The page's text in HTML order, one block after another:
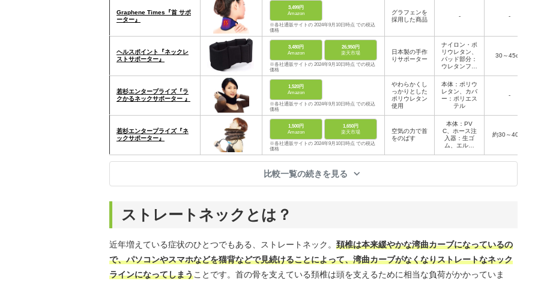
Graphene Times『首 サポ
ーター』
3,499円
Amazon
※各社通販サイトの 2024年9月10日時点 での税込
価格
グラフェンを
採用した商品
- -
ヘルスポイント『ネックレ
ストサポーター』
3,480円
Amazon
26,950円
楽天市場
※各社通販サイトの 2024年9月10日時点 での税込
価格
日本製の手作
りサポーター
ナイロン・ポ
リウレタン、
パッド部分：
ウレタンフォ
30～45cm
若杉エンタープライズ『ラ
クかるネックサポーター 』
1,520円
Amazon
※各社通販サイトの 2024年9月10日時点 での税込
価格
やわらかくし
っかりとした
ポリウレタン
使用
本体：ポリウ
レタン、カバ
ー：ポリエス
テル
-
若杉エンタープライズ『ネ
ックサポーター』
1,500円
Amazon
1,650円
楽天市場
※各社通販サイトの 2024年9月10日時点 での税込
価格
空気の力で首
をのばす
本体：PV
C、ホース注
入器：生ゴ
ム、エルボ
約30～40cm
比較一覧の続きを見る
ストレートネックとは？
近年増えている症状のひとつでもある、ストレートネック。 頚椎は本来緩やかな湾曲カーブになっているの
で、パソコンやスマホなどを猫背などで見続けることによって、湾曲カーブがなくなりストレートなネック
ラインになってしまうことです。首の骨を支えている頚椎は頭を支えるために相当な負荷がかかっていま